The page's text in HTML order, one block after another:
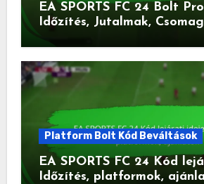
EA SPORTS FC 24 Bolt
Időzítés, Jutalmak,
Platform Bolt Kód Beváltások
EA SPORTS FC 24 Kód
Időzítés, platformok,